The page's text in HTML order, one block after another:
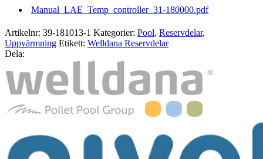
Manual_LAE_Temp_controller_31-180000.pdf
Artikelnr: 39-181013-1 Kategorier: Pool, Reservdelar,
Uppvärmning Etikett: Welldana Reservdelar
Dela: